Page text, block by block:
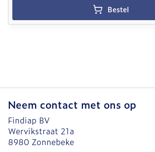
Bestel
Neem contact met ons op
Findiap BV
Wervikstraat 21a
8980 Zonnebeke